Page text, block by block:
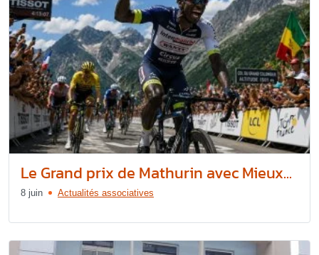
Le Grand prix de Mathurin avec Mieux...
8 juin Actualités associatives